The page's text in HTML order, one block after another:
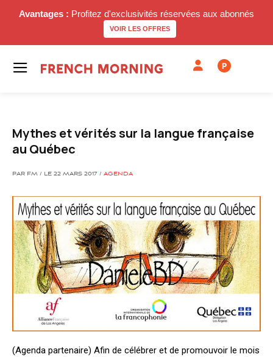
Avantages : Profitez d'exclusivités réservées aux abonnés
VOIR LES OFFRES
P
Mythes et vérités sur la langue française
au Québec
PAR FM / LE 22 MARS 2017 / AGENDA
(Agenda partenaire) Afin de célébrer et de promouvoir le mois